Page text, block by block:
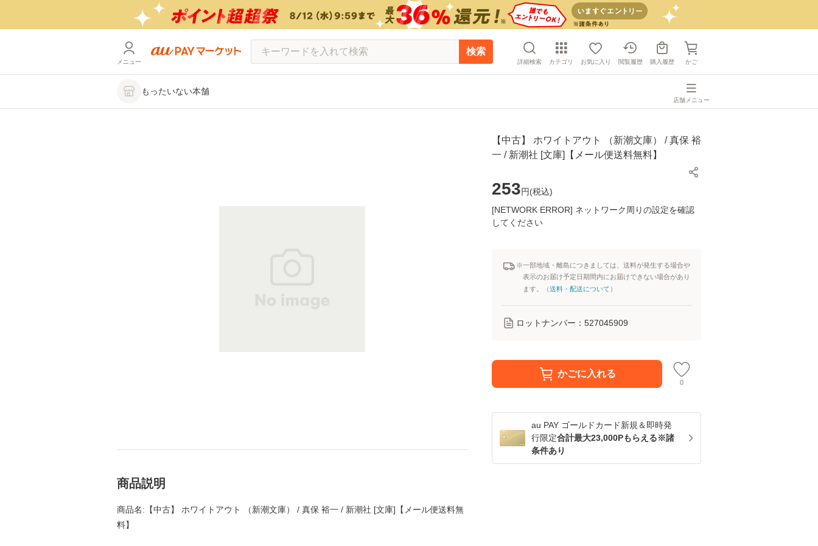
メニュー
検索
詳細検索 カテゴリ お気に入り 閲覧履歴 購入履歴 かご
もったいない本舗
店舗メニュー
【中古】 ホワイトアウト （新潮文庫） / 真保 裕
一 / 新潮社 [文庫]【メール便送料無料】
253円(税込)
[NETWORK ERROR] ネットワーク周りの設定を確認
してください
※一部地域・離島につきましては、送料が発生する場合や
表示のお届け予定日期間内にお届けできない場合があり
ます。（送料・配送について ）
ロットナンバー： 527045909
かごに入れる
0
au PAY ゴールドカード新規＆即時発
行限定合計最大23,000Pもらえる※諸
条件あり
商品説明
商品名:【中古】 ホワイトアウト （新潮文庫） / 真保 裕一 / 新潮社 [文庫]【メール便送料無
料】